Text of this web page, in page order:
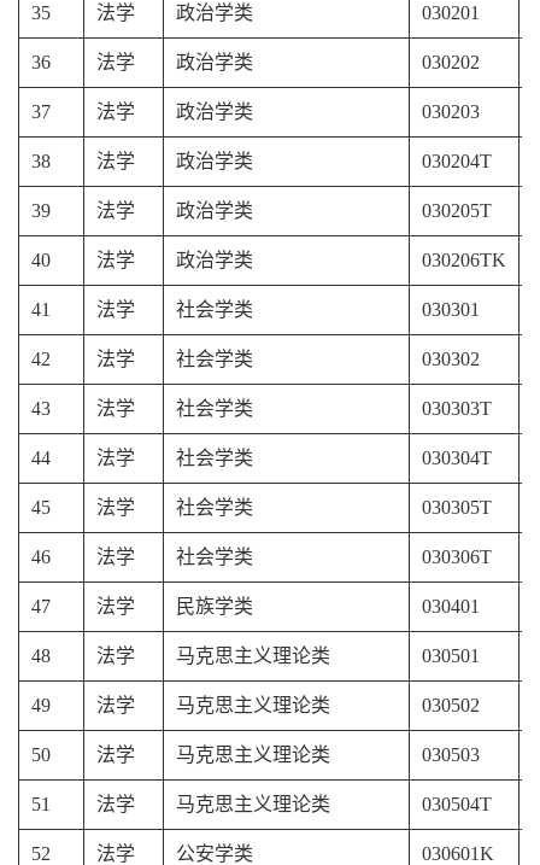
35 法学 政治学类 030201
36 法学 政治学类 030202
37 法学 政治学类 030203
38 法学 政治学类 030204T
39 法学 政治学类 030205T
40 法学 政治学类 030206TK
41 法学 社会学类 030301
42 法学 社会学类 030302
43 法学 社会学类 030303T
44 法学 社会学类 030304T
45 法学 社会学类 030305T
46 法学 社会学类 030306T
47 法学 民族学类 030401
48 法学 马克思主义理论类 030501
49 法学 马克思主义理论类 030502
50 法学 马克思主义理论类 030503
51 法学 马克思主义理论类 030504T
52 法学 公安学类 030601K